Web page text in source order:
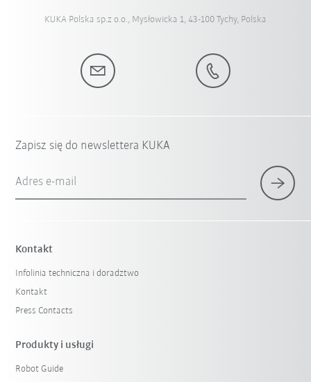
KUKA Polska sp.z o.o., Mysłowicka 1, 43-100 Tychy, Polska
Zapisz się do newslettera KUKA
Adres e-mail
Kontakt
Infolinia techniczna i doradztwo
Kontakt
Press Contacts
Produkty i usługi
Robot Guide